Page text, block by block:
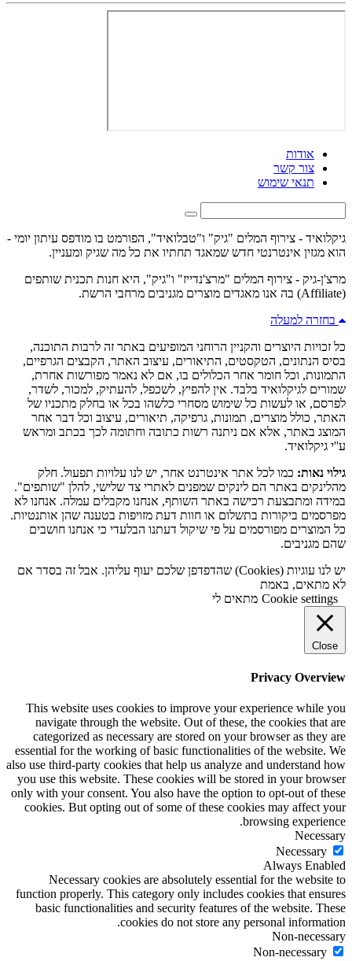
אודות
צור קשר
תנאי שימוש
גיקלואיד - צירוף המלים "גיק" ו"טבלואיד", הפורמט בו מודפס עיתון יומי -
הוא מגזין אינטרנטי חדש שמאגד תחתיו את כל מה שגיק ומעניין.
מרצ'ן-גיק - צירוף המלים "מרצ'נדייז" ו"גיק", היא חנות תכנית שותפים
(Affiliate) בה אנו מאגדים מוצרים מגניבים מרחבי הרשת.
בחזרה למעלה
כל זכויות היוצרים והקניין הרוחני המופיעים באתר זה לרבות התוכנה,
בסיס הנתונים, הטקסטים, התיאורים, עיצוב האתר, הקבצים הגרפיים,
התמונות, וכל חומר אחר הכלולים בו, אם לא נאמר מפורשות אחרת,
שמורים לגיקלואיד בלבד. אין להפיץ, לשכפל, להעתיק, למכור, לשדר,
לפרסם, או לעשות כל שימוש מסחרי כלשהו בכל או בחלק מתכניו של
האתר, כולל מוצרים, תמונות, גרפיקה, תיאורים, עיצוב וכל דבר אחר
המוצג באתר, אלא אם ניתנה רשות כתובה וחתומה לכך בכתב ומראש
ע''י גיקלואיד.
גילוי נאות: כמו לכל אתר אינטרנט אחר, יש לנו עלויות תפעול. חלק
מהלינקים באתר הם לינקים שמפנים לאתרי צד שלישי, להלן "שותפים".
במידה ומתבצעת רכישה באתר השותף, אנחנו מקבלים עמלה. אנחנו לא
מפרסמים ביקורות בתשלום או חוות דעת מזויפות בטענה שהן אותנטיות.
כל המוצרים מפורסמים על פי שיקול דעתנו הבלעדי כי אנחנו חושבים
שהם מגניבים.
יש לנו עוגיות (Cookies) שהדפדפן שלכם יעוף עליהן. אבל זה בסדר אם
לא מתאים, באמת
Cookie settings מתאים לי
Close
Privacy Overview
This website uses cookies to improve your experience while you
navigate through the website. Out of these, the cookies that are
categorized as necessary are stored on your browser as they are
essential for the working of basic functionalities of the website. We
also use third-party cookies that help us analyze and understand how
you use this website. These cookies will be stored in your browser
only with your consent. You also have the option to opt-out of these
cookies. But opting out of some of these cookies may affect your
browsing experience.
Necessary
Necessary
Always Enabled
Necessary cookies are absolutely essential for the website to
function properly. This category only includes cookies that ensures
basic functionalities and security features of the website. These
cookies do not store any personal information.
Non-necessary
Non-necessary